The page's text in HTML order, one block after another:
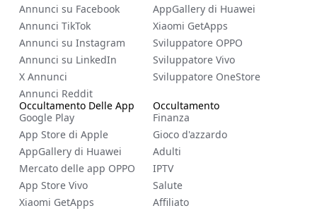
ZH
NL
RU
DE
CS
BG
EL
PL
Annunci su Facebook
Annunci TikTok
Annunci su Instagram
Annunci su LinkedIn
X Annunci
Annunci Reddit
Occultamento
Finanza
Gioco d'azzardo
Adulti
IPTV
Salute
Affiliato
AppGallery di Huawei
Xiaomi GetApps
Sviluppatore OPPO
Sviluppatore Vivo
Sviluppatore OneStore
Occultamento Delle App
Google Play
App Store di Apple
AppGallery di Huawei
Mercato delle app OPPO
App Store Vivo
Xiaomi GetApps